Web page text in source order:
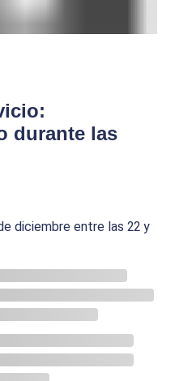
durante las
diciembre entre las 22 y